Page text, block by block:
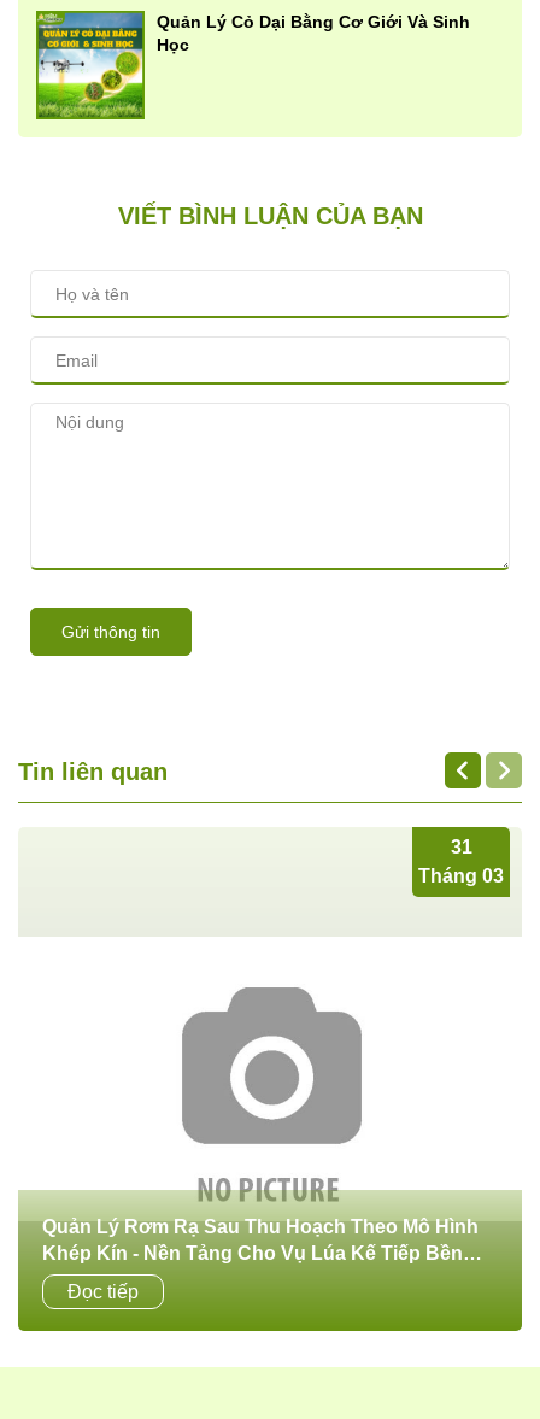
Quản Lý Cỏ Dại Bằng Cơ Giới Và Sinh
Học
VIẾT BÌNH LUẬN CỦA BẠN
Gửi thông tin
Tin liên quan
31
Tháng 03
Quản Lý Rơm Rạ Sau Thu Hoạch Theo Mô Hình
Khép Kín - Nền Tảng Cho Vụ Lúa Kế Tiếp Bền
Vững Và An Toàn
Sau mỗi vụ thu hoạch, rơm rạ để lại trên đồng ruộng là
nguồn vật chất hữu cơ rất lớn. Nếu được quản lý đúng
cách, rơm rạ sẽ trở...
Đọc tiếp